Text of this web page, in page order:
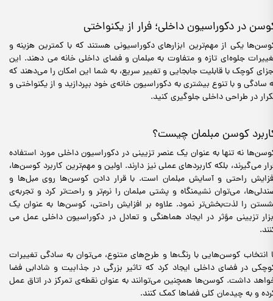
در دکوراسیون داخلی؛ فرار از یکنواختی
یکی از مهم‌ترین ابزارهای دکوراسیونی هستند که با کمترین هزینه و
جلوه‌ای تازه و متفاوت به مبلمان و فضای داخلی خانه می دهند. این
کوچک با قابلیت جابجایی و تغییر سریع، به شما این امکان را می‌دهند که
سادگی و با تنوع بیشتری به دکوراسیون خانه‌ی خود بپردازید و از یکنواختی و
در طراحی داخلی جلوگیری کنید.
کوسن مبلمان چیست؟
نه تنها به عنوان یک عنصر تزیینی در دکوراسیون داخلی مورد استفاده
می‌گیرند، بلکه کاربردهای عملی نیز دارند. اولین و مهم‌ترین کاربرد کوسن‌ها،
راحتی و آسایش مبلمان است. با قرار دادن کوسن‌ها روی مبل‌ها و
می‌توان نشیمنگاه و پشتی مبلمان را نرم‌تر و راحت‌تر کرد و تجربه‌ی
را لذت‌بخش‌تر نمود. علاوه بر افزایش راحتی، کوسن‌ها به عنوان یک
تزیینی مؤثر در ایجاد هماهنگی و تعادل در دکوراسیون داخلی عمل می
انتخاب کوسن‌هایی با رنگ‌ها و طرح‌های متنوع، می‌توان به سادگی تغییرات
در فضای داخلی ایجاد کرد که تاثیر بزرگی در جذابیت و شادابی فضا
داشت. کوسن‌ها همچنین می‌توانند به عنوان نقطه‌ی تمرکز در اتاق عمل
و به چیدمان کلی فضاها کمک کنند.